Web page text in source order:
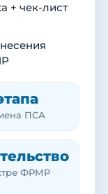
+ чек-лист
ПСА
ФРМР